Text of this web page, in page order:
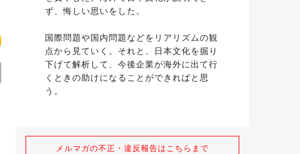
ず、悔しい思いをした。
国際問題や国内問題などをリアリズムの観
点から見ていく。それと、日本文化を掘り
下げて解析して、今後企業が海外に出て行
くときの助けになることができればと思
う。
メルマガの不正・違反報告はこちらまで